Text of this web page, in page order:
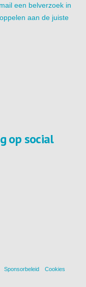
een belverzoek in
aan de juiste
op social
Sponsorbeleid Cookies